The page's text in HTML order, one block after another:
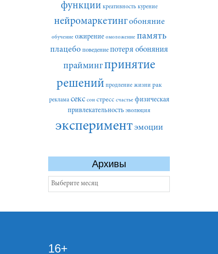
функции креативность курение
нейромаркетингобоняние
обучение ожирение омоложение память
плацебо поведение потеря обоняния
праймингпринятие
решений продление жизни рак
реклама секс сон стресс счастье физическая
привлекательность эволюция
экспериментэмоции
Архивы
Архивы
16+